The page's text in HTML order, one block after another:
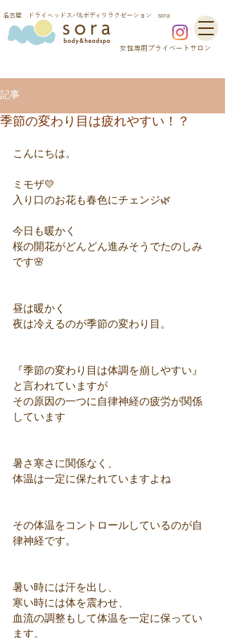
​名古屋 ドライヘッドスパ&ボディリラクゼーション sora
​女性専用プライベートサロン
記事
季節の変わり目は疲れやすい！？
こんにちは。
ミモザ💛
入り口のお花も春色にチェンジ🌿
今日も暖かく
桜の開花がどんどん進みそうでたのしみ
です🌸
昼は暖かく
夜は冷えるのが季節の変わり目。
『季節の変わり目は体調を崩しやすい』
と言われていますが
その原因の一つに自律神経の疲労が関係
しています
暑さ寒さに関係なく、
体温は一定に保たれていますよね
その体温をコントロールしているのが自
律神経です。
暑い時には汗を出し、
寒い時には体を震わせ、
血流の調整もして体温を一定に保ってい
ます。